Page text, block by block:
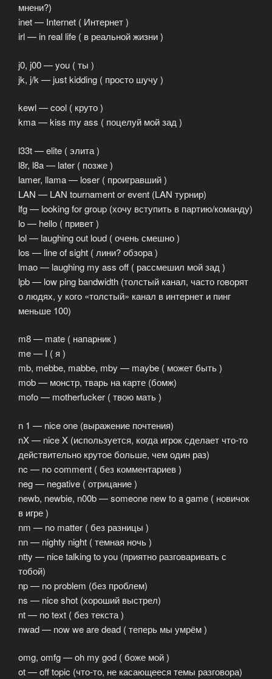
мнени?)
inet — Internet ( Интернет )
irl — in real life ( в реальной жизни )
j0, j00 — you ( ты )
jk, j/k — just kidding ( просто шучу )
kewl — cool ( круто )
kma — kiss my ass ( поцелуй мой зад )
l33t — elite ( элита )
l8r, l8a — later ( позже )
lamer, llama — loser ( проигравший )
LAN — LAN tournament or event (LAN турнир)
lfg — looking for group (хочу вступить в партию/команду)
lo — hello ( привет )
lol — laughing out loud ( очень смешно )
los — line of sight ( лини? обзора )
lmao — laughing my ass off ( рассмешил мой зад )
lpb — low ping bandwidth (толстый канал, часто говорят
о людях, у кого «толстый» канал в интернет и пинг
меньше 100)
m8 — mate ( напарник )
me — I ( я )
mb, mebbe, mabbe, mby — maybe ( может быть )
mob — монстр, тварь на карте (бомж)
mofo — motherfucker ( твою мать )
n 1 — nice one (выражение почтения)
nX — nice X (используется, когда игрок сделает что-то
действительно крутое больше, чем один раз)
nc — no comment ( без комментариев )
neg — negative ( отрицание )
newb, newbie, n00b — someone new to a game ( новичок
в игре )
nm — no matter ( без разницы )
nn — nighty night ( темная ночь )
ntty — nice talking to you (приятно разговаривать с
тобой)
np — no problem (без проблем)
ns — nice shot (хороший выстрел)
nt — no text ( без текста )
nwad — now we are dead ( теперь мы умрём )
omg, omfg — oh my god ( боже мой )
ot — off topic (что-то, не касающееся темы разговора)